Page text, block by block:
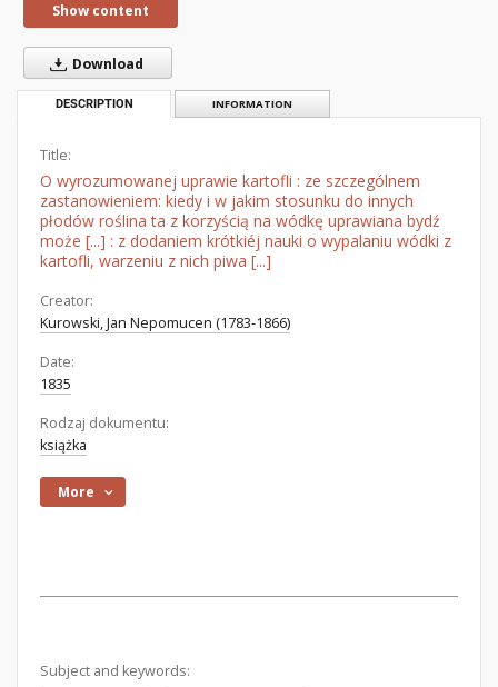
Show content
Download
DESCRIPTION INFORMATION
Title:
O wyrozumowanej uprawie kartofli : ze szczególnem
zastanowieniem: kiedy i w jakim stosunku do innych
płodów roślina ta z korzyścią na wódkę uprawiana bydź
może [...] : z dodaniem krótkiéj nauki o wypalaniu wódki z
kartofli, warzeniu z nich piwa [...]
Creator:
Kurowski, Jan Nepomucen (1783-1866)
Date:
1835
Rodzaj dokumentu:
książka
More
Subject and keywords: